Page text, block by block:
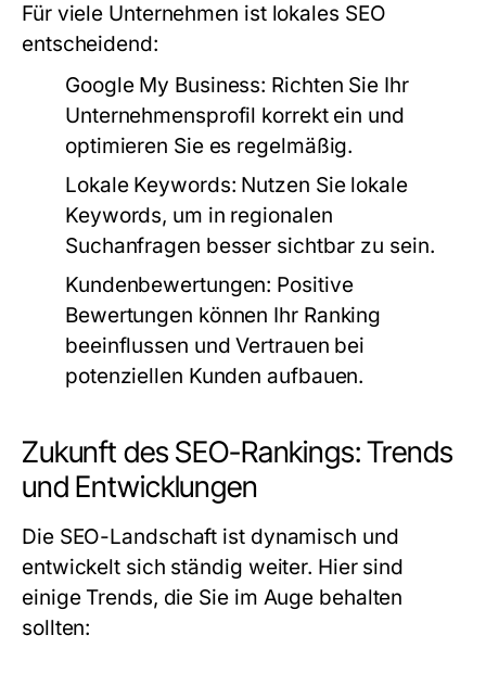
Für viele Unternehmen ist lokales SEO
entscheidend:
Google My Business: Richten Sie Ihr
Unternehmensprofil korrekt ein und
optimieren Sie es regelmäßig.
Lokale Keywords: Nutzen Sie lokale
Keywords, um in regionalen
Suchanfragen besser sichtbar zu sein.
Kundenbewertungen: Positive
Bewertungen können Ihr Ranking
beeinflussen und Vertrauen bei
potenziellen Kunden aufbauen.
Zukunft des SEO-Rankings: Trends
und Entwicklungen
Die SEO-Landschaft ist dynamisch und
entwickelt sich ständig weiter. Hier sind
einige Trends, die Sie im Auge behalten
sollten: